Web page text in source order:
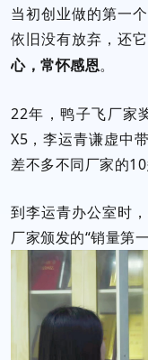
当初创业做的第一
依旧没有放弃，还
心，常怀感恩。
22年，鸭子飞厂家
X5，李运青谦虚中
差不多不同厂家的10
到李运青办公室时
厂家颁发的“销量第